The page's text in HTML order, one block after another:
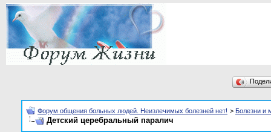
Форум общения больных людей. Неизлечимых болезней нет! > Болезни и
Детский церебральный паралич